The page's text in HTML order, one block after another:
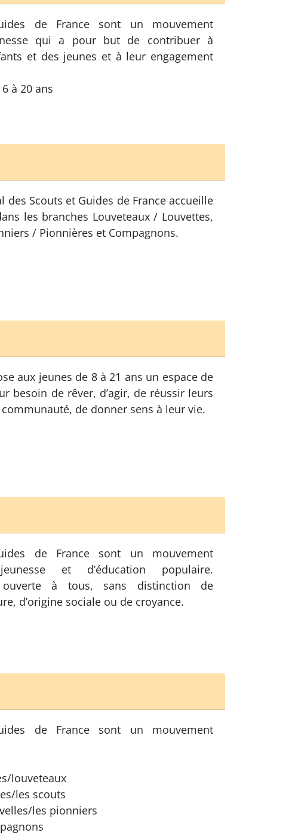
de France sont un mouvement
qui a pour but de contribuer à
et des jeunes et à leur engagement
à 20 ans
des Scouts et Guides de France accueille
les branches Louveteaux / Louvettes,
/ Pionnières et Compagnons.
aux jeunes de 8 à 21 ans un espace de
besoin de rêver, d’agir, de réussir leurs
de donner sens à leur vie.
de France sont un mouvement
et d’éducation populaire.
ouverte à tous, sans distinction de
d’origine sociale ou de croyance.
de France sont un mouvement
louveteaux
les scouts
les pionniers